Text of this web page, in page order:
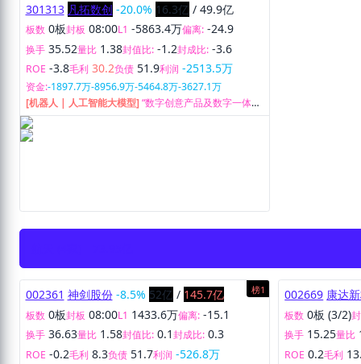
301313 凡拓数创 -20.0% 16.3亿 / 49.9亿
板数 0板封板 08:00L1 -5863.4万偏离: -24.9
换手 35.52量比 1.38封值比: -1.2封成比: -3.6
ROE -3.8毛利 30.2负债 51.9利润 -2513.5万
资金:-1897.7万-8956.9万-5464.8万-3627.1万
[机器人 | 人工智能大模型]“数字创意产品及数字一体化
解决方案”的综合提供商。
榜1
002361 神剑股份 -8.5% 52亿 / 145.7亿
板数 0板封板 08:00L1 1433.6万偏离: -15.1
换手 36.63量比 1.58封值比: 0.1封成比: 0.3
ROE -0.2毛利 8.3负债 51.7利润 -526.8万
002669 康达
板数 0板 (3/2)
换手 15.25量比
ROE 0.2毛利